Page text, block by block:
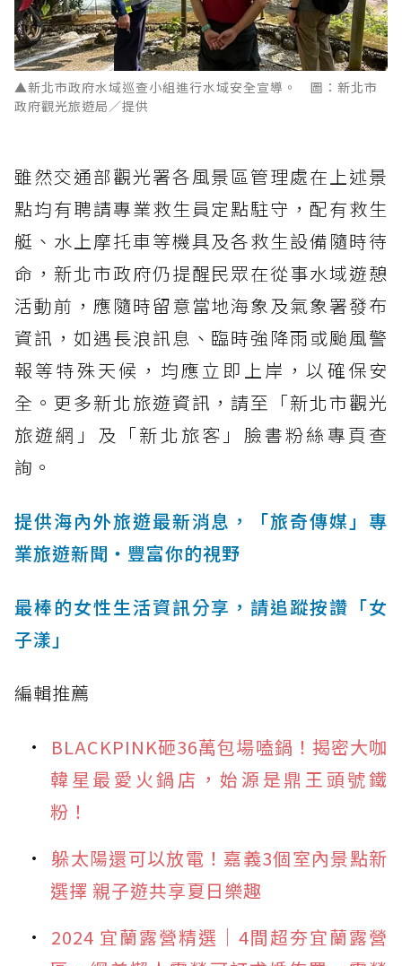
▲新北市政府水域巡查小組進行水域安全宣導。 圖：新北市
政府觀光旅遊局／提供
雖然交通部觀光署各風景區管理處在上述景
點均有聘請專業救生員定點駐守，配有救生
艇、水上摩托車等機具及各救生設備隨時待
命，新北市政府仍提醒民眾在從事水域遊憩
活動前，應隨時留意當地海象及氣象署發布
資訊，如遇長浪訊息、臨時強降雨或颱風警
報等特殊天候，均應立即上岸，以確保安
全。更多新北旅遊資訊，請至「新北市觀光
旅遊網」及「新北旅客」臉書粉絲專頁查
詢。
提供海內外旅遊最新消息，「旅奇傳媒」專
業旅遊新聞‧豐富你的視野
最棒的女性生活資訊分享，請追蹤按讚「女
子漾」
編輯推薦
BLACKPINK砸36萬包場嗑鍋！揭密大咖
韓星最愛火鍋店，始源是鼎王頭號鐵
粉！
躲太陽還可以放電！嘉義3個室內景點新
選擇 親子遊共享夏日樂趣
2024 宜蘭露營精選｜4間超夯宜蘭露營